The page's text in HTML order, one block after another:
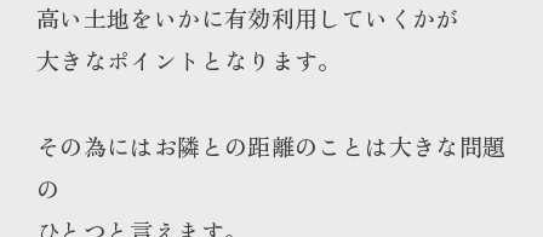
高い土地をいかに有効利用していくかが
大きなポイントとなります。
その為にはお隣との距離のことは大きな問題
の